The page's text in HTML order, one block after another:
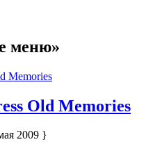
меню»
Old Memories
2009 }